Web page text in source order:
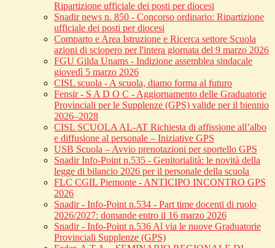
Ripartizione ufficiale dei posti per diocesi
Snadir news n. 850 - Concorso ordinario: Ripartizione
ufficiale dei posti per diocesi
Comparto e Area Istruzione e Ricerca settore Scuola
azioni di sciopero per l'intera giornata del 9 marzo 2026
FGU Gilda Unams - Indizione assemblea sindacale
giovedì 5 marzo 2026
CISL scuola - A scuola, diamo forma al futuro
Fensir - S A D O C - Aggiornamento delle Graduatorie
Provinciali per le Supplenze (GPS) valide per il biennio
2026–2028
CISL SCUOLA AL-AT Richiesta di affissione all’albo
e diffusione al personale – Iniziative GPS
USB Scuola – Avvio prenotazioni per sportello GPS
Snadir Info-Point n.535 - Genitorialità: le novità della
legge di bilancio 2026 per il personale della scuola
FLC CGIL Piemonte - ANTICIPO INCONTRO GPS
2026
Snadir - Info-Point n.534 - Part time docenti di ruolo
2026/2027: domande entro il 16 marzo 2026
Snadir - Info-Point n.536 Al via le nuove Graduatorie
Provinciali Supplenze (GPS)